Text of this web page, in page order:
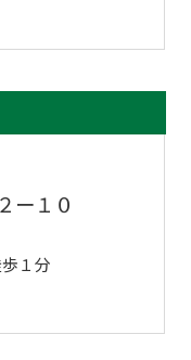
ー１０
１分